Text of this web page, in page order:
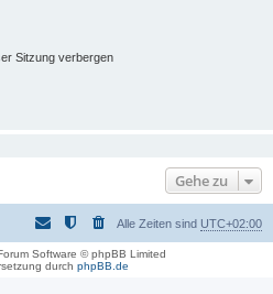
Sitzung verbergen
Gehe zu
Alle Zeiten sind UTC+02:00
Software © phpBB Limited
durch phpBB.de